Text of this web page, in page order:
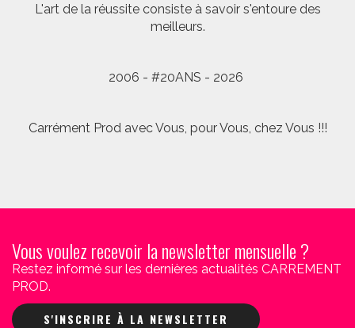
L'art de la réussite consiste à savoir s'entoure des
meilleurs.
2006 - #20ANS - 2026
Carrément Prod avec Vous, pour Vous, chez Vous !!!
Vous voulez recevoir la newsletter mensuelle ?
Restez informé sur les dernières actualités CARREMENT
PROD.
S'INSCRIRE À LA NEWSLETTER